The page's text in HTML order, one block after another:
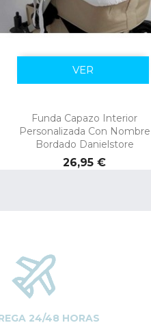
Funda Capazo Interior
Personalizada Con Nombre
Bordado Danielstore
Precio
26,95 €
VER
24/48 HORAS